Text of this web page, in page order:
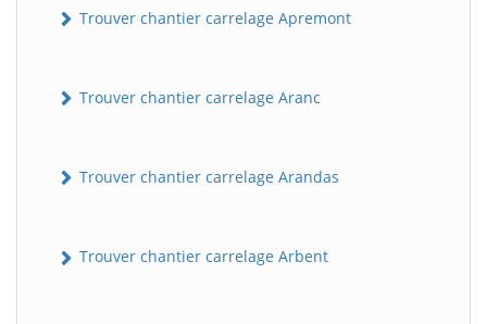
Trouver chantier carrelage Apremont
Trouver chantier carrelage Aranc
Trouver chantier carrelage Arandas
Trouver chantier carrelage Arbent